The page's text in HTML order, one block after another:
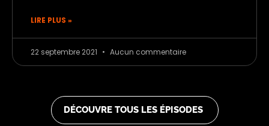
LIRE PLUS »
22 septembre 2021 Aucun commentaire
DÉCOUVRE TOUS LES ÉPISODES